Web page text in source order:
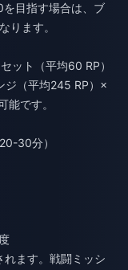
目指す場合は、ブ
ります。
ット（平均60 RP）
ジ（平均245 RP）×
です。
30分）
ます。戦闘ミッシ